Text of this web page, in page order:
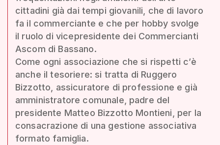
cittadini già dai tempi giovanili, che di lavoro
fa il commerciante e che per hobby svolge
il ruolo di vicepresidente dei Commercianti
Ascom di Bassano.
Come ogni associazione che si rispetti c’è
anche il tesoriere: si tratta di Ruggero
Bizzotto, assicuratore di professione e già
amministratore comunale, padre del
presidente Matteo Bizzotto Montieni, per la
consacrazione di una gestione associativa
formato famiglia.